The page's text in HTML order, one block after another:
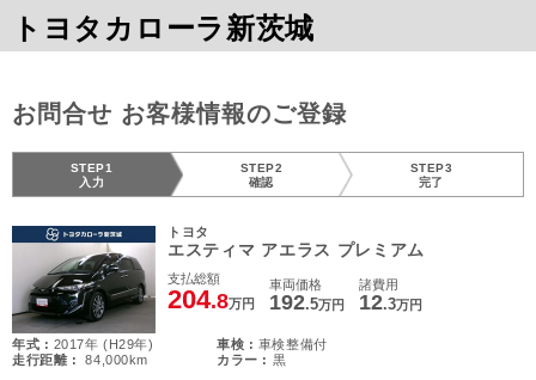
トヨタカローラ新茨城
お問合せ お客様情報のご登録
STEP1
入力
STEP2
確認
STEP3
完了
トヨタ
エスティマ アエラス プレミアム
支払総額
204.8万円
車両価格
192.5万円
諸費用
12.3万円
年式 : 2017年 (H29年) 車検 : 車検整備付
走行距離 :
84,000km カラー : 黒